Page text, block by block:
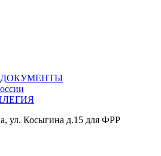
ул. Косыгина д.15 для ФРР